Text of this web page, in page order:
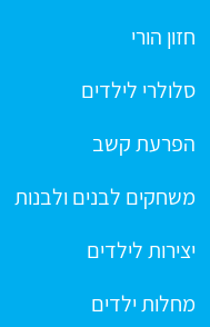
חזון הורי
סלולרי לילדים
הפרעת קשב
משחקים לבנים ולבנות
יצירות לילדים
מחלות ילדים